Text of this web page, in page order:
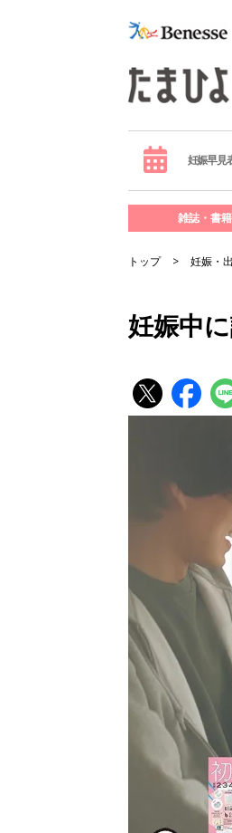
妊娠早見
雑誌・書籍
トップ 妊娠・
妊娠中